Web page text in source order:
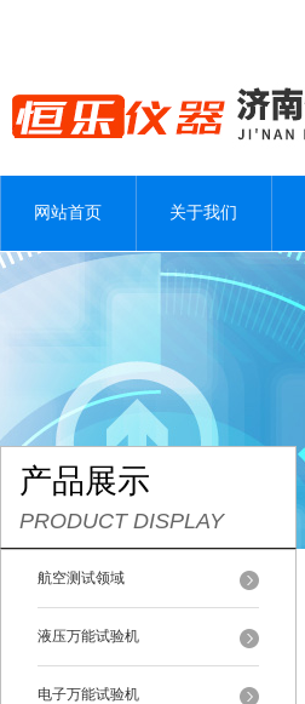
网站首页 关于我们
产品展示
PRODUCT DISPLAY
航空测试领域
液压万能试验机
电子万能试验机